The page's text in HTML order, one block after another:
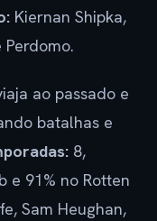
Kiernan Shipka,
Perdomo.
ao passado e
batalhas e
8,
e 91% no Rotten
Sam Heughan,